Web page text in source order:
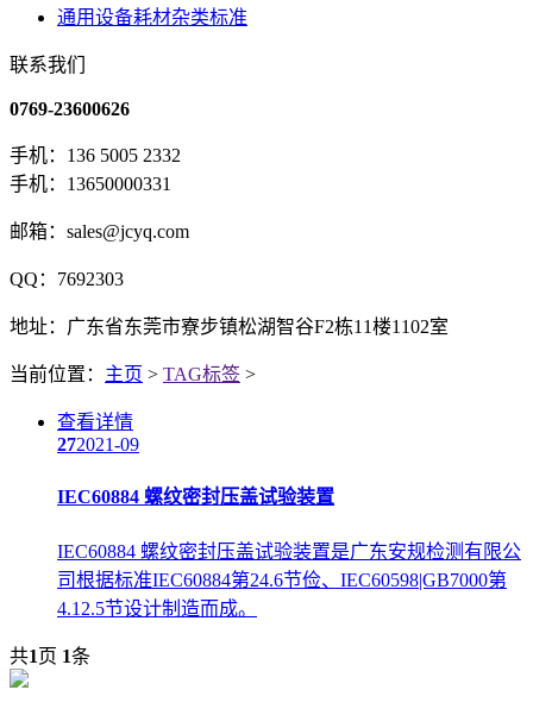
通用设备耗材杂类标准
联系我们
0769-23600626
手机：136 5005 2332
手机：13650000331
邮箱：sales@jcyq.com
QQ：7692303
地址：广东省东莞市寮步镇松湖智谷F2栋11楼1102室
当前位置： 主页 > TAG标签 >
查看详情
272021-09
IEC60884 螺纹密封压盖试验装置
IEC60884 螺纹密封压盖试验装置是广东安规检测有限公
司根据标准IEC60884第24.6节俭、IEC60598|GB7000第
4.12.5节设计制造而成。
共1页 1条